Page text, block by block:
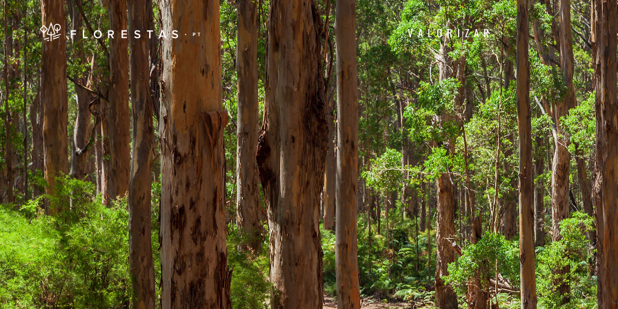
VALORIZAR